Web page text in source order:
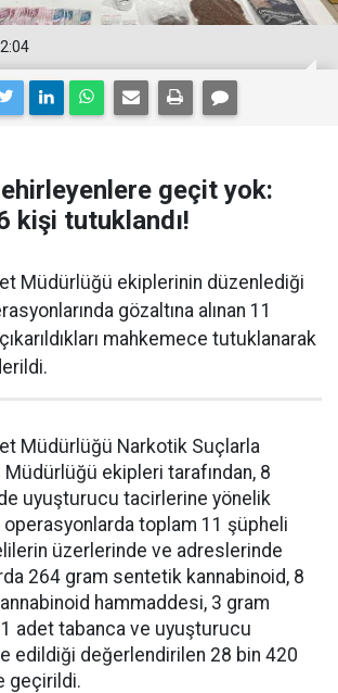
geçit yok:
kişi tutuklandı!
Müdürlüğü ekiplerinin düzenlediği
gözaltına alınan 11
mahkemece tutuklanarak
Müdürlüğü Narkotik Suçlarla
ekipleri tarafından, 8
uyuşturucu tacirlerine yönelik
toplam 11 şüpheli
üzerlerinde ve adreslerinde
264 gram sentetik kannabinoid, 8
hammaddesi, 3 gram
adet tabanca ve uyuşturucu
edildiği değerlendirilen 28 bin 420
geçirildi.